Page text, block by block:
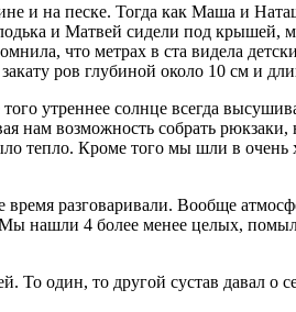
и на песке. Тогда как Маша и
и Матвей сидели под крышей,
что метрах в ста видела
ров глубиной около 10 см и
утреннее солнце всегда
нам возможность собрать
тепло. Кроме того мы шли в
разговаривали. Вообще
нашли 4 более менее целых,
один, то другой сустав давал о